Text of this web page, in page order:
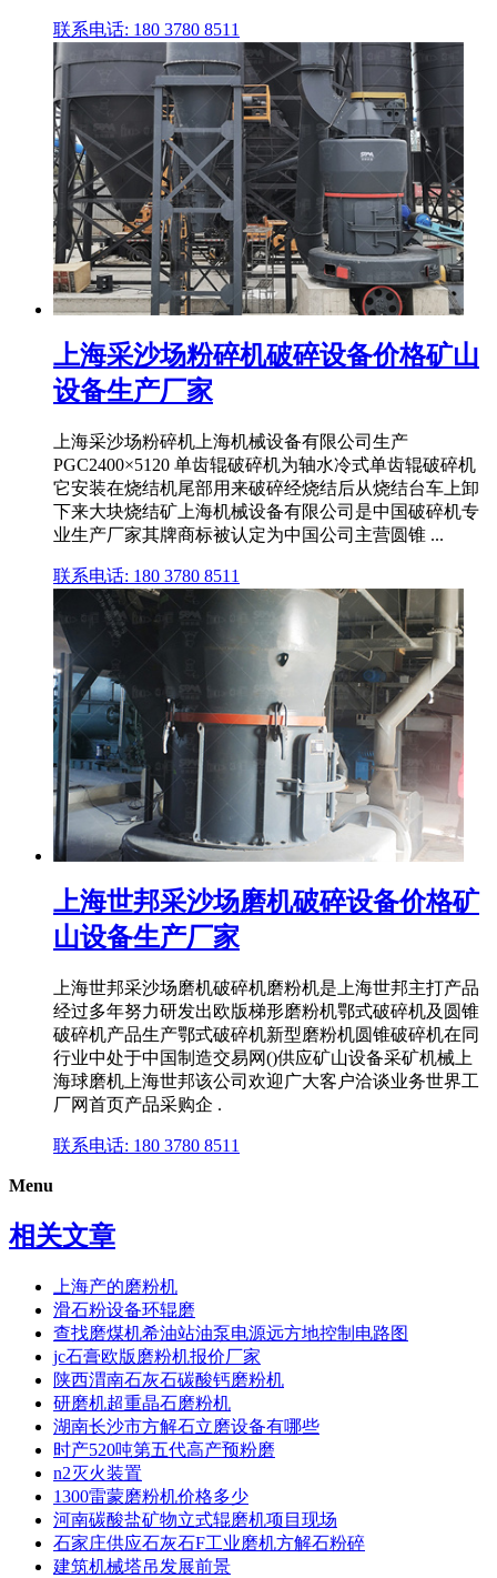
联系电话: 180 3780 8511
上海采沙场粉碎机破碎设备价格矿山
设备生产厂家
上海采沙场粉碎机上海机械设备有限公司生产
PGC2400×5120 单齿辊破碎机为轴水冷式单齿辊破碎机
它安装在烧结机尾部用来破碎经烧结后从烧结台车上卸
下来大块烧结矿上海机械设备有限公司是中国破碎机专
业生产厂家其牌商标被认定为中国公司主营圆锥 ...
联系电话: 180 3780 8511
上海世邦采沙场磨机破碎设备价格矿
山设备生产厂家
上海世邦采沙场磨机破碎机磨粉机是上海世邦主打产品
经过多年努力研发出欧版梯形磨粉机鄂式破碎机及圆锥
破碎机产品生产鄂式破碎机新型磨粉机圆锥破碎机在同
行业中处于中国制造交易网()供应矿山设备采矿机械上
海球磨机上海世邦该公司欢迎广大客户洽谈业务世界工
厂网首页产品采购企 .
联系电话: 180 3780 8511
Menu
相关文章
上海产的磨粉机
滑石粉设备环辊磨
查找磨煤机希油站油泵电源远方地控制电路图
jc石膏欧版磨粉机报价厂家
陕西渭南石灰石碳酸钙磨粉机
研磨机超重晶石磨粉机
湖南长沙市方解石立磨设备有哪些
时产520吨第五代高产预粉磨
n2灭火装置
1300雷蒙磨粉机价格多少
河南碳酸盐矿物立式辊磨机项目现场
石家庄供应石灰石F工业磨机方解石粉碎
建筑机械塔吊发展前景